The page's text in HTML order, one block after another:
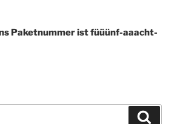
Paketnummer ist füüünf-aaacht-